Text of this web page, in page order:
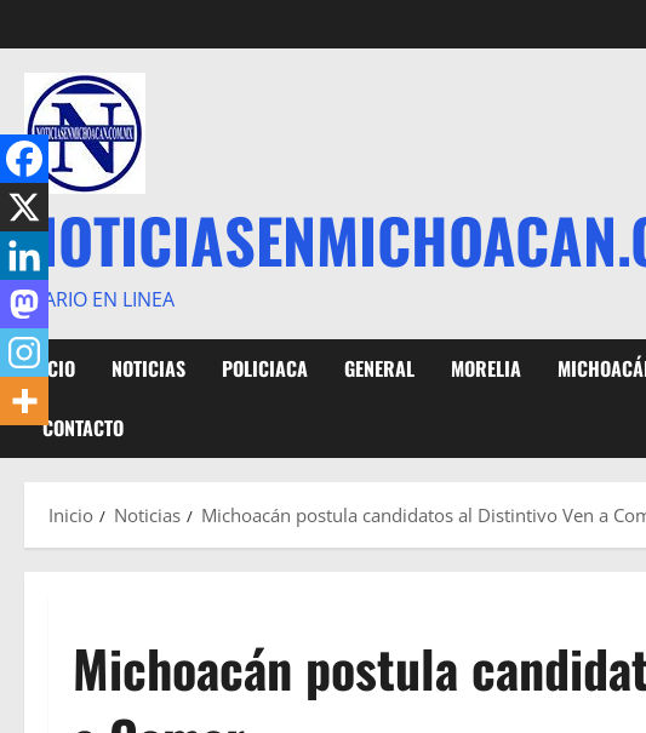
al
contenido
DIARIO EN LINEA
INICIO NOTICIAS POLICIACA GENERAL MORELIA
CONTACTO
Inicio Noticias Michoacán postula candidatos al Distintivo Ven a
Michoacán postula